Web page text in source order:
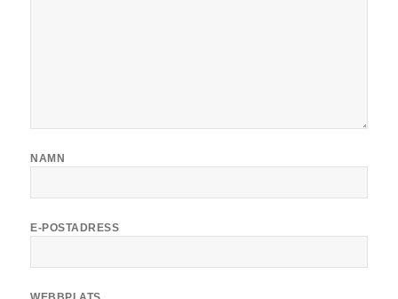
NAMN
E-POSTADRESS